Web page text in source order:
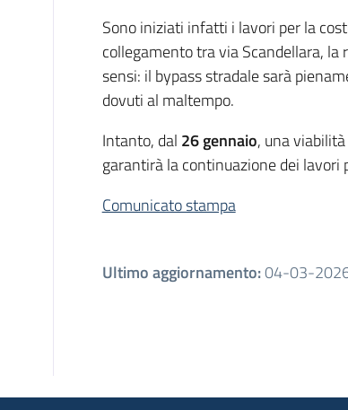
Sono iniziati infatti i lavori per la
collegamento tra via Scandellara,
sensi: il bypass stradale sarà
dovuti al maltempo.
Intanto, dal 26 gennaio, una
garantirà la continuazione dei
Comunicato stampa
Ultimo aggiornamento:04-03-